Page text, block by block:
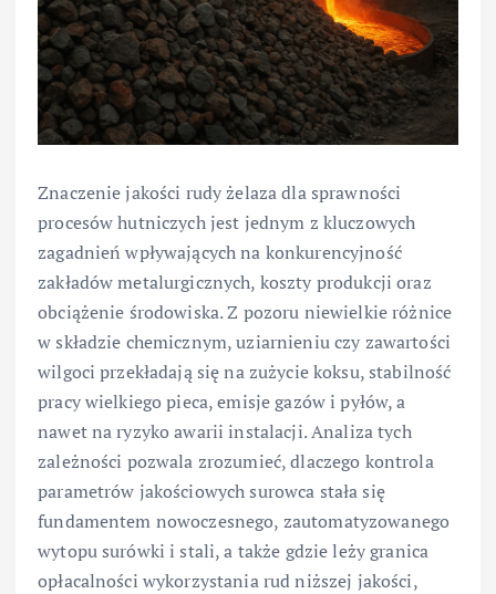
Znaczenie jakości rudy żelaza dla sprawności
procesów hutniczych jest jednym z kluczowych
zagadnień wpływających na konkurencyjność
zakładów metalurgicznych, koszty produkcji oraz
obciążenie środowiska. Z pozoru niewielkie różnice
w składzie chemicznym, uziarnieniu czy zawartości
wilgoci przekładają się na zużycie koksu, stabilność
pracy wielkiego pieca, emisje gazów i pyłów, a
nawet na ryzyko awarii instalacji. Analiza tych
zależności pozwala zrozumieć, dlaczego kontrola
parametrów jakościowych surowca stała się
fundamentem nowoczesnego, zautomatyzowanego
wytopu surówki i stali, a także gdzie leży granica
opłacalności wykorzystania rud niższej jakości,